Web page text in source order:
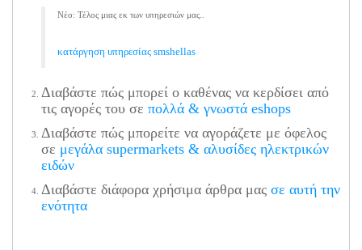
Νέο: Τέλος μιας εκ των υπηρεσιών μας..
κατάργηση υπηρεσίας smshellas
Διαβάστε πώς μπορεί ο καθένας να κερδίσει από
τις αγορές του σε πολλά & γνωστά eshops
Διαβάστε πώς μπορείτε να αγοράζετε με όφελος
σε μεγάλα supermarkets & αλυσίδες ηλεκτρικών
ειδών
Διαβάστε διάφορα χρήσιμα άρθρα μας σε αυτή την
ενότητα